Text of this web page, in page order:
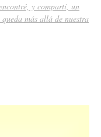
y compartí, un
más allá de nuestra